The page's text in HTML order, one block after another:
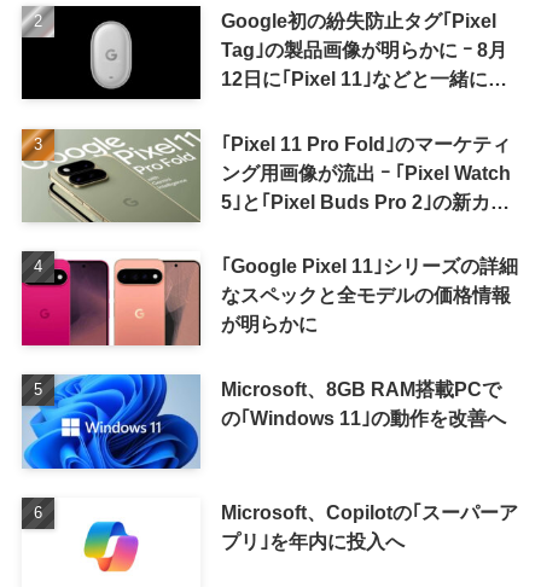
Google初の紛失防止タグ｢Pixel
Tag｣の製品画像が明らかに ｰ 8月
12日に｢Pixel 11｣などと一緒に発
｢Pixel 11 Pro Fold｣のマーケティ
ング用画像が流出 ｰ ｢Pixel Watch
5｣と｢Pixel Buds Pro 2｣の新カラ
｢Google Pixel 11｣シリーズの詳細
なスペックと全モデルの価格情報
が明らかに
Microsoft、8GB RAM搭載PCで
の｢Windows 11｣の動作を改善へ
Microsoft、Copilotの｢スーパーア
プリ｣を年内に投入へ